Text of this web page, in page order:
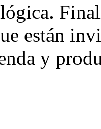
están
y